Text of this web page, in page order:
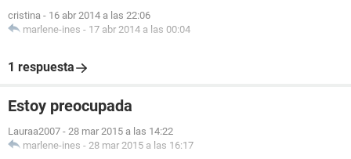
cristina - 16 abr 2014 a las 22:06
marlene-ines - 17 abr 2014 a las 00:04
1 respuesta
Estoy preocupada
Lauraa2007 - 28 mar 2015 a las 14:22
marlene-ines - 28 mar 2015 a las 16:17